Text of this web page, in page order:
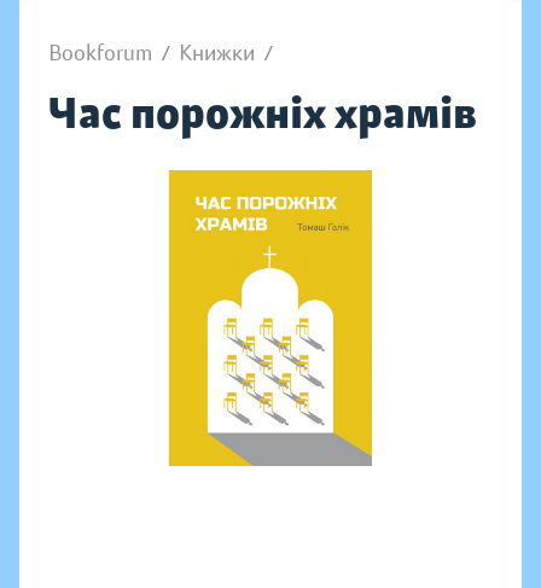
Bookforum / Книжки /
Час порожніх храмів